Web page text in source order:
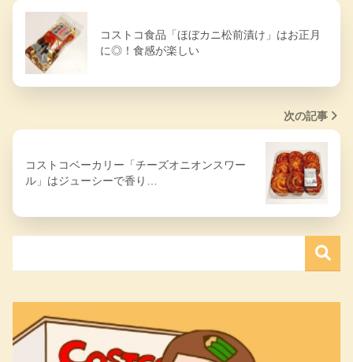
コストコ食品「ほぼカニ松前漬け」はお正月
に◎！食感が楽しい
次の記事
コストコベーカリー「チーズオニオンスワー
ル」はジューシーで香り…